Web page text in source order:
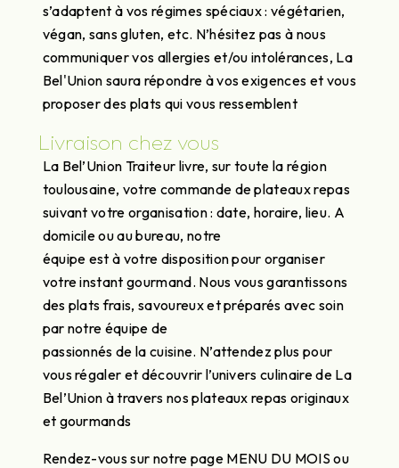
s’adaptent à vos régimes spéciaux : végétarien,
végan, sans gluten, etc. N’hésitez pas à nous
communiquer vos allergies et/ou intolérances, La
Bel'Union saura répondre à vos exigences et vous
proposer des plats qui vous ressemblent
Livraison chez vous
La Bel’Union Traiteur livre, sur toute la région
toulousaine, votre commande de plateaux repas
suivant votre organisation : date, horaire, lieu. A
domicile ou au bureau, notre
équipe est à votre disposition pour organiser
votre instant gourmand. Nous vous garantissons
des plats frais, savoureux et préparés avec soin
par notre équipe de
passionnés de la cuisine. N’attendez plus pour
vous régaler et découvrir l’univers culinaire de La
Bel’Union à travers nos plateaux repas originaux
et gourmands
Rendez-vous sur notre page MENU DU MOIS ou